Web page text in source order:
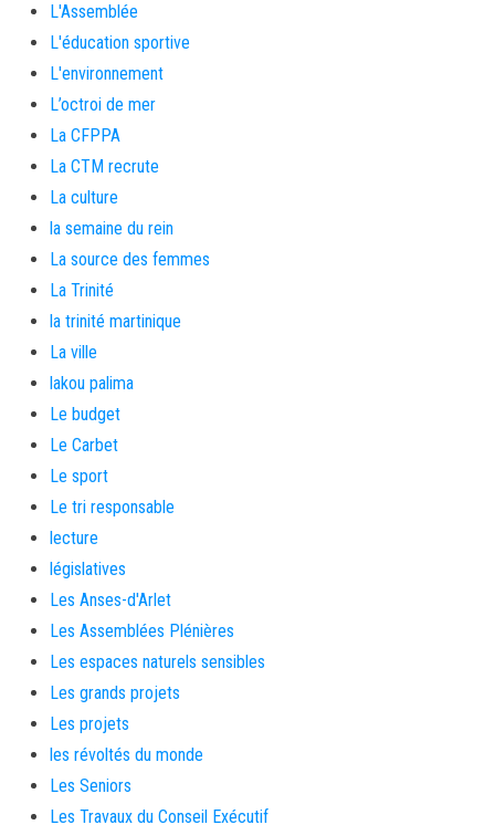
L'Assemblée
L'éducation sportive
L'environnement
L’octroi de mer
La CFPPA
La CTM recrute
La culture
la semaine du rein
La source des femmes
La Trinité
la trinité martinique
La ville
lakou palima
Le budget
Le Carbet
Le sport
Le tri responsable
lecture
législatives
Les Anses-d'Arlet
Les Assemblées Plénières
Les espaces naturels sensibles
Les grands projets
Les projets
les révoltés du monde
Les Seniors
Les Travaux du Conseil Exécutif